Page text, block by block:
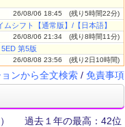
26/08/06 18:45 (残り5時間22分)
シフト【通常版】/【日本語】
26/08/06 21:34 (残り8時間11分)
第5版
26/08/08 23:56 (残り2日10時間)
ンから全文検索 / 免責事項
過去１年の最高：42位